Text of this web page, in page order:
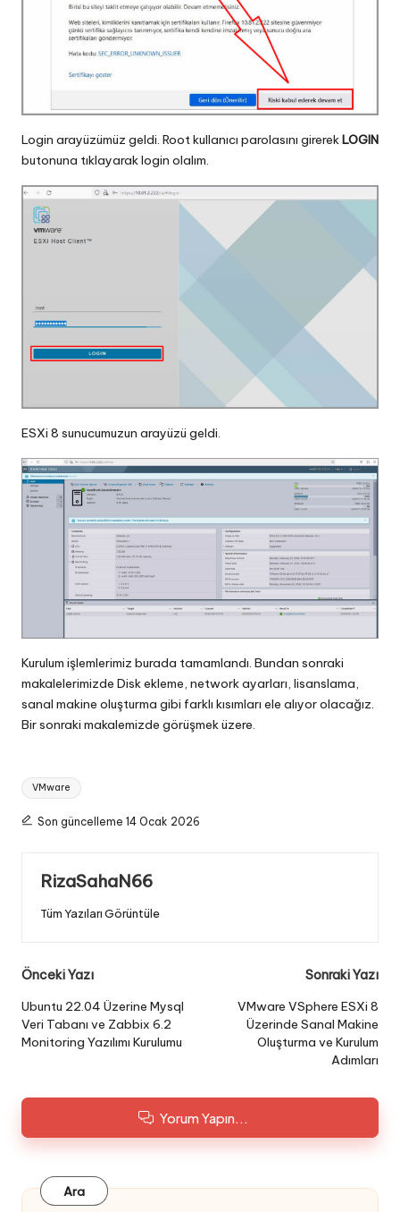
Login arayüzümüz geldi. Root kullanıcı parolasını girerekLOGIN
butonuna tıklayarak login olalım.
ESXi 8 sunucumuzun arayüzü geldi.
Kurulum işlemlerimiz burada tamamlandı. Bundan sonraki
makalelerimizde Disk ekleme, network ayarları, lisanslama,
sanal makine oluşturma gibi farklı kısımları ele alıyor olacağız.
Bir sonraki makalemizde görüşmek üzere.
Tags:
VMware
Son güncelleme 14 Ocak 2026
RizaSahaN66
Tüm Yazıları Görüntüle
Post
navigation
Önceki Yazı
Ubuntu 22.04 Üzerine Mysql
Veri Tabanı ve Zabbix 6.2
Monitoring Yazılımı Kurulumu
Sonraki Yazı
VMware VSphere ESXi 8
Üzerinde Sanal Makine
Oluşturma ve Kurulum
Adımları
Yorum Yapın...
Ara